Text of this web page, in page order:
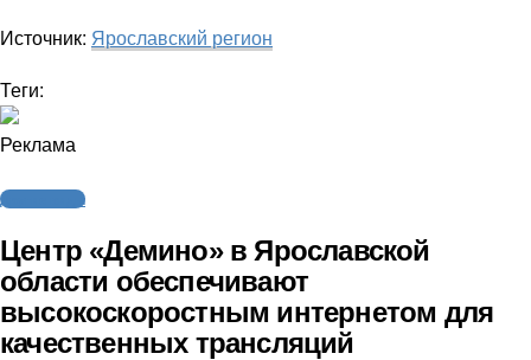
Источник: Ярославский регион
Теги:
Реклама
Другие виды
Центр «Демино» в Ярославской
области обеспечивают
высокоскоростным интернетом для
качественных трансляций